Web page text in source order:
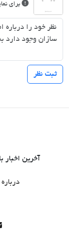
برای
آخرین اخبار
درباره